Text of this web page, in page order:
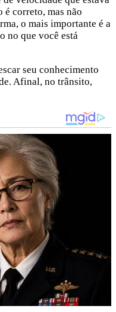
é correto, mas não
o mais importante é a
no que você está
seu conhecimento
Afinal, no trânsito,